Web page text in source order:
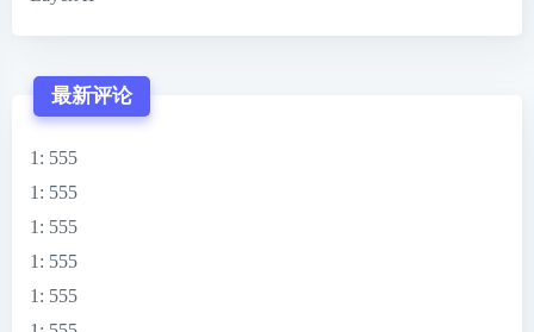
最新评论
1 : 555
1 : 555
1 : 555
1 : 555
1 : 555